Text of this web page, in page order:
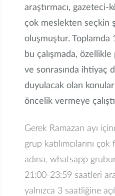
araştırmacı, gazeteci-
çok meslekten seçkin
oluşmuştur. Toplamda
bu çalışmada,
ve sonrasında ihtiyaç
duyulacak olan
öncelik vermeye
Gerek Ramazan ayı
grup katılımcılarını
adına, whatsapp
21:00-23:59 saatleri
yalnızca 3 saatliğine